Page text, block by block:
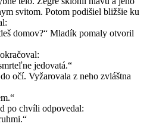
svitom. Potom podišiel bližšie ku
domov?“ Mladík pomaly otvoril
jedovatá.“
očí. Vyžarovala z neho zvláštna
po chvíli odpovedal: